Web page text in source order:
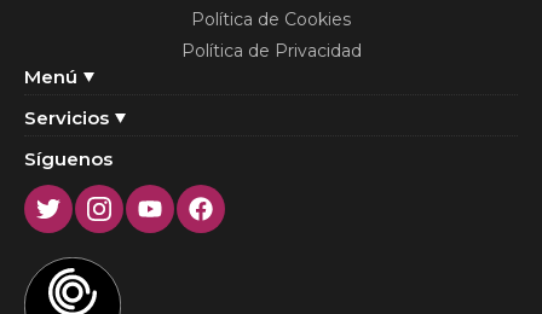
Menú
Servicios
Política de Cookies
Política de Privacidad
Síguenos
TwitterInstagram
YoutubeFacebook